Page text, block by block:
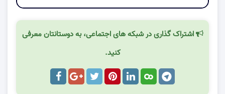
اشتراک گذاری در شبکه های اجتماعی، به دوستانتان معرفی
کنید.